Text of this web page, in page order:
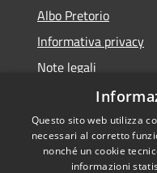
Albo Pretorio
Informativa privacy
Note legali
Dichiarazione di
Questo sito web utilizza
necessari al corretto
nonché un cookie
informazioni